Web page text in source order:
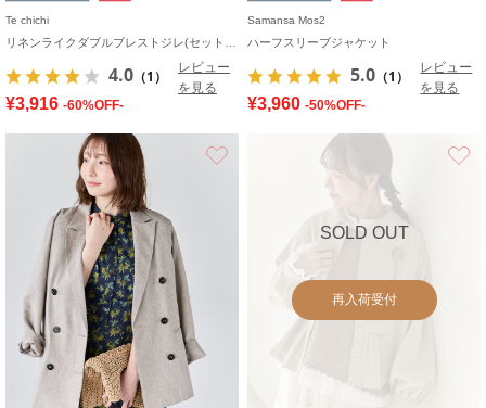
Te chichi
4.0 （1）
レビュー
を見る
¥3,916 -60%OFF-
Samansa Mos2
ハーフスリーブジャケット
5.0 （1）
レビュー
を見る
¥3,960 -50%OFF-
SOLD OUT
再入荷受付